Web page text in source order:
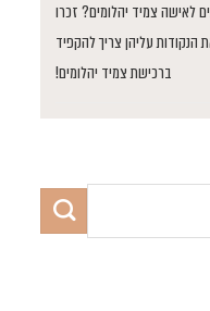
לאישה צמיד יהלומים? זכרו
הנקודות עליהן צריך להקפיד
ברכישת צמיד יהלומים!